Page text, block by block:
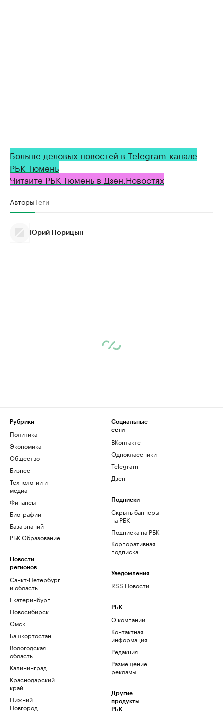
Больше деловых новостей в Telegram-канале
РБК Тюмень
Читайте РБК Тюмень в Дзен.Новостях
АвторыТеги
Юрий Норицын
Рубрики
Политика
Экономика
Общество
Бизнес
Технологии и
медиа
Финансы
Биографии
База знаний
РБК Образование
Новости
регионов
Санкт-Петербург
и область
Екатеринбург
Новосибирск
Омск
Башкортостан
Вологодская
область
Калининград
Краснодарский
край
Нижний
Новгород
Социальные
сети
ВКонтакте
Одноклассники
Telegram
Дзен
Подписки
Скрыть баннеры
на РБК
Подписка на РБК
Корпоративная
подписка
Уведомления
RSS Новости
РБК
О компании
Контактная
информация
Редакция
Размещение
рекламы
Другие
продукты
РБК